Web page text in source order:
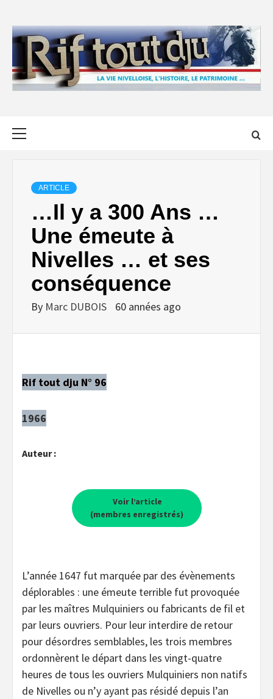
content
ARTICLE
…Il y a 300 Ans …
Une émeute à
Nivelles … et ses
conséquence
By Marc DUBOIS 60 années ago
Rif tout dju N° 96
1966
Auteur :
Voir l’article
(membres enregistrés)
L’année 1647 fut marquée par des évènements
déplorables : une émeute terrible fut provoquée
par les maîtres Mulquiniers ou fabricants de fil et
par leurs ouvriers. Pour leur interdire de retour
pour désordres semblables, les trois membres
ordonnèrent le départ dans les vingt-quatre
heures de tous les ouvriers Mulquiniers non natifs
de Nivelles ou n’y ayant pas résidé depuis l’an